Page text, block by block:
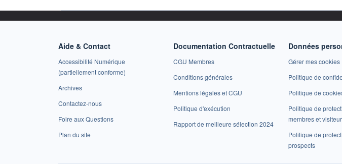
Aide & Contact
Accessibilité Numérique
(partiellement conforme)
Archives
Contactez-nous
Foire aux Questions
Plan du site
Documentation Contractuelle
CGU Membres
Conditions générales
Mentions légales et CGU
Politique d'exécution
Rapport de meilleure sélection 2024
Données
Gérer mes cookies
Politique de
Politique de
Politique de
membres et
Politique de
prospects